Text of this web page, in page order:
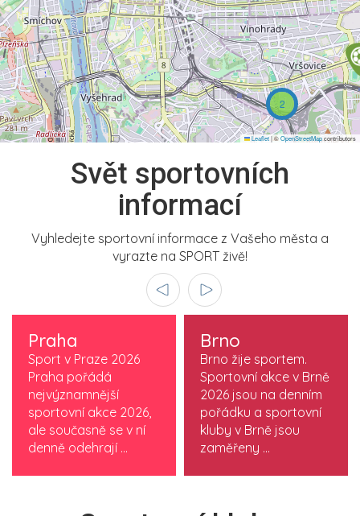
2
Leaflet|©OpenStreetMapcontributors
Svět sportovních
informací
Vyhledejte sportovní informace z Vašeho města a
vyrazte na SPORT živě!
Praha
Sport v Praze 2026
Praha pořádá
nejvýznamnější
sportovní akce 2026,
ale současně se v ní
denně odehrají ...
Brno
Brno žije sportem.
Sportovní akce v Brně
2026 jsou na denním
pořádku a sportovní
kluby v Brně jsou
zaměřeny ...